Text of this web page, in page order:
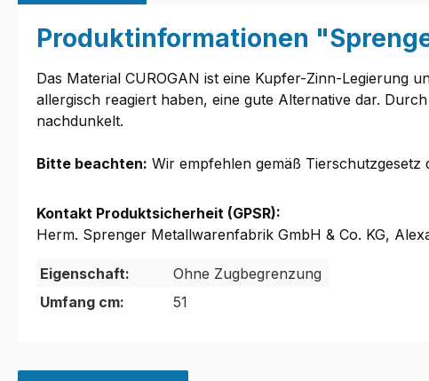
Produktinformationen
Das Material CUROGAN ist eine Kupfer-Zinn-Legierung
allergisch reagiert haben, eine gute Alternative dar.
nachdunkelt.
Bitte beachten: Wir empfehlen gemäß
Kontakt Produktsicherheit (GPSR):
Herm. Sprenger Metallwarenfabrik GmbH & Co. KG,
Eigenschaft:
Ohne Zugbegrenzung
Umfang cm:
51